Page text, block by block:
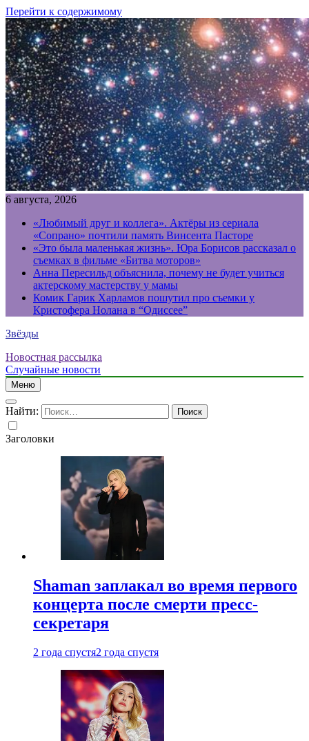
Перейти к содержимому
6 августа, 2026
«Любимый друг и коллега». Актёры из сериала
«Сопрано» почтили память Винсента Пасторе
«Это была маленькая жизнь». Юра Борисов рассказал о
съемках в фильме «Битва моторов»
Анна Пересильд объяснила, почему не будет учиться
актерскому мастерству у мамы
Комик Гарик Харламов пошутил про съемки у
Кристофера Нолана в “Одиссее”
Звёзды
Новостная рассылка
Случайные новости
Меню
Найти:
Заголовки
Shaman заплакал во время первого
концерта после смерти пресс-
секретаря
2 года спустя2 года спустя